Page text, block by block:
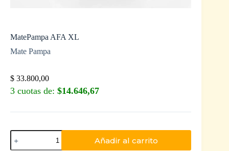
MatePampa AFA XL
Mate Pampa
$ 33.800,00
3 cuotas de: $14.646,67
Añadir al carrito